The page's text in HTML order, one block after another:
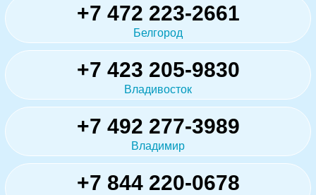
+7 472 223-2661
Белгород
+7 423 205-9830
Владивосток
+7 492 277-3989
Владимир
+7 844 220-0678